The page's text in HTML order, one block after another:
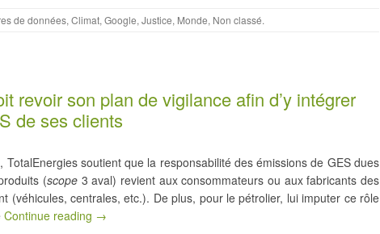
de données, Climat, Google, Justice, Monde, Non classé.
revoir son plan de vigilance afin d’y intégrer
de ses clients
TotalEnergies soutient que la responsabilité des émissions de GES dues
(scope 3 aval) revient aux consommateurs ou aux fabricants des
(véhicules, centrales, etc.). De plus, pour le pétrolier, lui imputer ce rôle
Continue reading →